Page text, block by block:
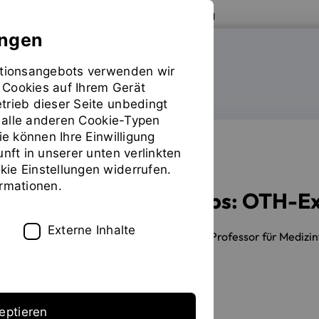
Zur Website der OTH Regensburg
FAKULTÄT MASCHINENBAU
WHITEPAPER
MedTech-Start-ups: OTH-
11.12.2025 Prof. Dr. Max D. Singh, Professor für
verwenden wir
auf Ihrem Gerät
dieser Seite unbedingt
anderen Cookie-Typen
können Ihre Einwilligung
in unserer unten verlinkten
Einstellungen widerrufen.
Externe Inhalte